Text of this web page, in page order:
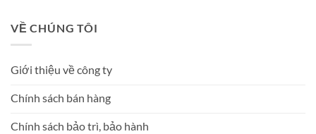
VỀ CHÚNG TÔI
Giới thiệu về công ty
Chính sách bán hàng
Chính sách bảo trì, bảo hành